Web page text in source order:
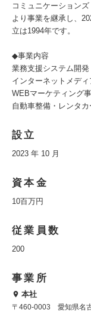
コミュニケーション
より事業を継承し、
立は1994年です。
◆事業内容
業務支援システム開
インターネットメデ
WEBマーケティング
自動車整備・レンタ
設立
2023 年 10 月
資本金
10百万円
従業員数
200
事業所
本社
〒460-0003 愛知県名